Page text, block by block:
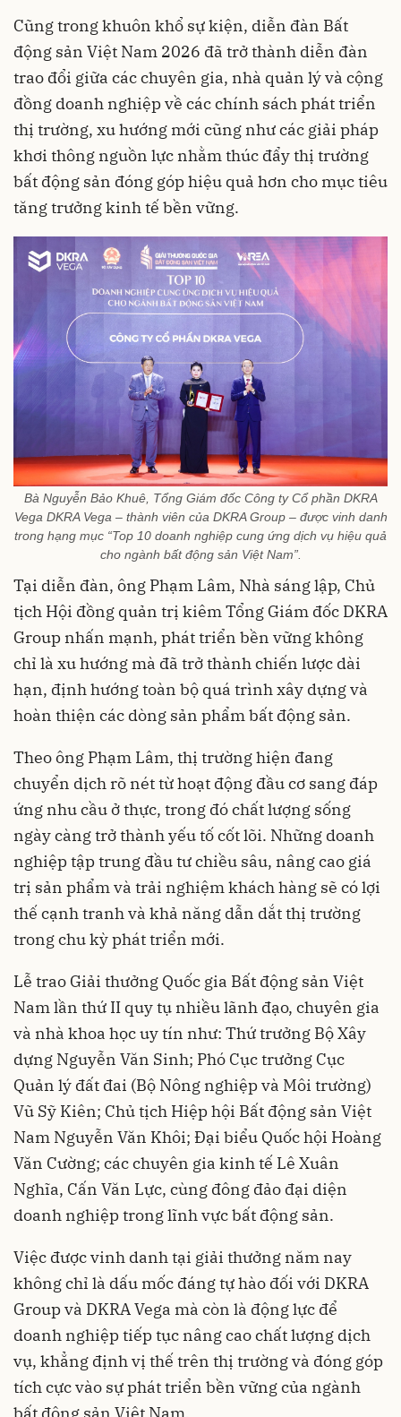
Cũng trong khuôn khổ sự kiện, diễn đàn Bất
động sản Việt Nam 2026 đã trở thành diễn đàn
trao đổi giữa các chuyên gia, nhà quản lý và cộng
đồng doanh nghiệp về các chính sách phát triển
thị trường, xu hướng mới cũng như các giải pháp
khơi thông nguồn lực nhằm thúc đẩy thị trường
bất động sản đóng góp hiệu quả hơn cho mục tiêu
tăng trưởng kinh tế bền vững.
Bà Nguyễn Bảo Khuê, Tổng Giám đốc Công ty Cổ phần DKRA
Vega DKRA Vega – thành viên của DKRA Group – được vinh danh
trong hạng mục “Top 10 doanh nghiệp cung ứng dịch vụ hiệu quả
cho ngành bất động sản Việt Nam”.
Tại diễn đàn, ông Phạm Lâm, Nhà sáng lập, Chủ
tịch Hội đồng quản trị kiêm Tổng Giám đốc DKRA
Group nhấn mạnh, phát triển bền vững không
chỉ là xu hướng mà đã trở thành chiến lược dài
hạn, định hướng toàn bộ quá trình xây dựng và
hoàn thiện các dòng sản phẩm bất động sản.
Theo ông Phạm Lâm, thị trường hiện đang
chuyển dịch rõ nét từ hoạt động đầu cơ sang đáp
ứng nhu cầu ở thực, trong đó chất lượng sống
ngày càng trở thành yếu tố cốt lõi. Những doanh
nghiệp tập trung đầu tư chiều sâu, nâng cao giá
trị sản phẩm và trải nghiệm khách hàng sẽ có lợi
thế cạnh tranh và khả năng dẫn dắt thị trường
trong chu kỳ phát triển mới.
Lễ trao Giải thưởng Quốc gia Bất động sản Việt
Nam lần thứ II quy tụ nhiều lãnh đạo, chuyên gia
và nhà khoa học uy tín như: Thứ trưởng Bộ Xây
dựng Nguyễn Văn Sinh; Phó Cục trưởng Cục
Quản lý đất đai (Bộ Nông nghiệp và Môi trường)
Vũ Sỹ Kiên; Chủ tịch Hiệp hội Bất động sản Việt
Nam Nguyễn Văn Khôi; Đại biểu Quốc hội Hoàng
Văn Cường; các chuyên gia kinh tế Lê Xuân
Nghĩa, Cấn Văn Lực, cùng đông đảo đại diện
doanh nghiệp trong lĩnh vực bất động sản.
Việc được vinh danh tại giải thưởng năm nay
không chỉ là dấu mốc đáng tự hào đối với DKRA
Group và DKRA Vega mà còn là động lực để
doanh nghiệp tiếp tục nâng cao chất lượng dịch
vụ, khẳng định vị thế trên thị trường và đóng góp
tích cực vào sự phát triển bền vững của ngành